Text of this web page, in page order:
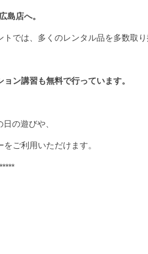
島店へ。
では、多くのレンタル品を多数取
ン講習も無料で行っています。
の遊びや、
ご利用いただけます。